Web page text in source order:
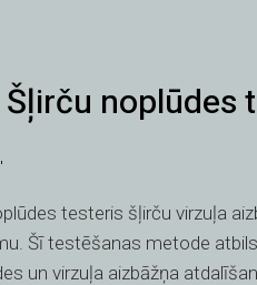
Šļirču noplūdes
testeris šļirču virzuļa
Šī testēšanas metode
un virzuļa aizbāžņa